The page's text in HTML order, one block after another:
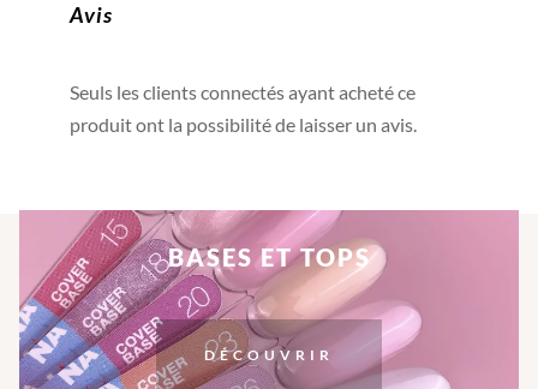
Avis
Seuls les clients connectés ayant acheté ce
produit ont la possibilité de laisser un avis.
BASES ET TOPS
DÉCOUVRIR